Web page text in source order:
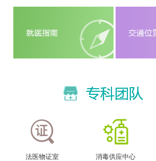
法医物证室 消毒供应中心